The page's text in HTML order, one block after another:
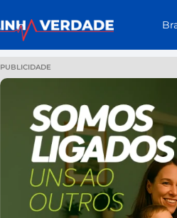
PUBLICIDADE